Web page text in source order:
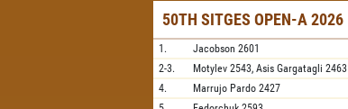
50TH SITGES OPEN-A 2026
1. Jacobson 2601
2-3.
Motylev 2543,Asis Gargatagli 2463
4.
Marrujo Pardo 2427